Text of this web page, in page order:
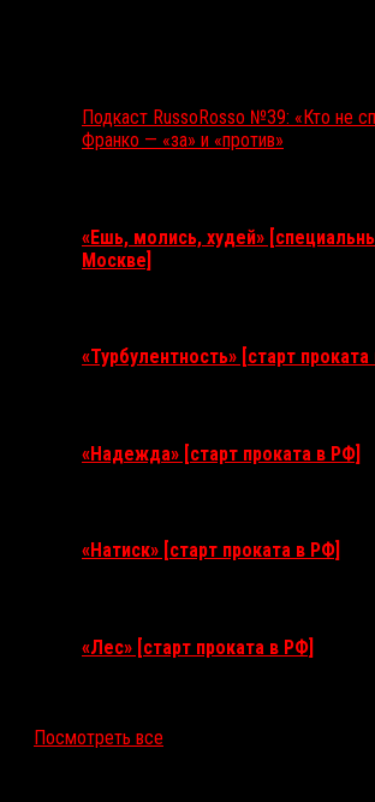
Подкаст RussoRosso №39: «Кто не
Франко — «за» и «против»
«Ешь, молись, худей»
Москве]
«Турбулентность» [старт проката
«Надежда» [старт проката в РФ]
«Натиск» [старт проката в РФ]
«Лес» [старт проката в РФ]
Посмотреть все